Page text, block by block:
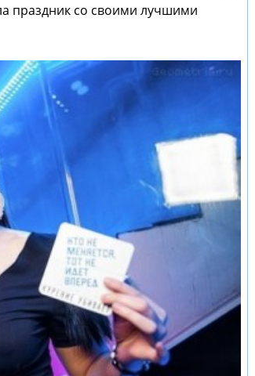
праздник со своими лучшими